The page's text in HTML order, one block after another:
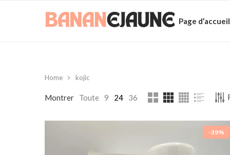
Page d’accueil
Home kojic
Montrer Toute 9 24 36
-39%